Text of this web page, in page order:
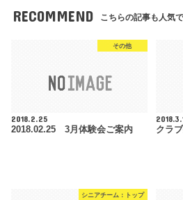
RECOMMEND こちらの記事も人気で
その他
2018.2.25
2018.02.25 3月体験会ご案内
クラ
シニアチーム：トップ